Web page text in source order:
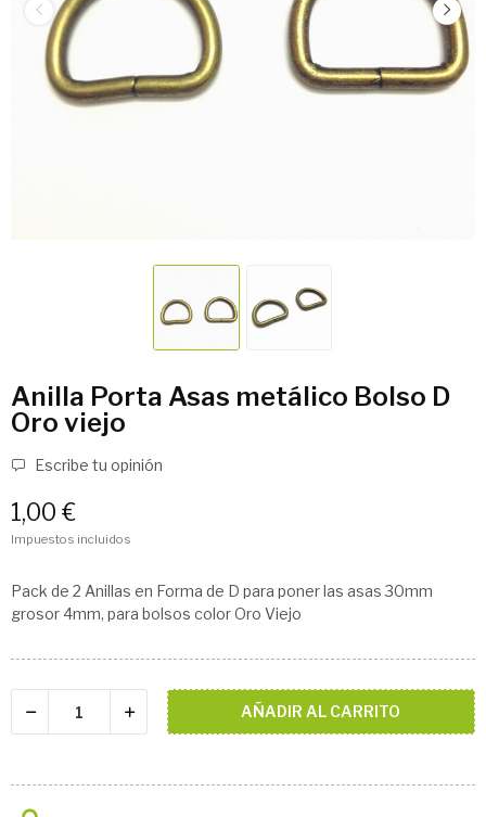
Anilla Porta Asas metálico Bolso D
Oro viejo
Escribe tu opinión
1,00 €
Impuestos incluidos
Pack de 2 Anillas en Forma de D para poner las asas 30mm
grosor 4mm, para bolsos color Oro Viejo
AÑADIR AL CARRITO